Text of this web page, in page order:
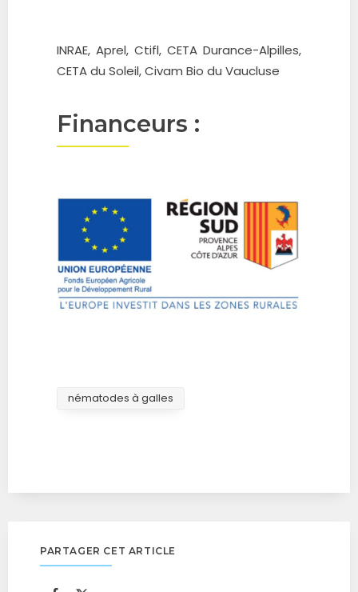
INRAE, Aprel, Ctifl, CETA Durance-Alpilles,
CETA du Soleil, Civam Bio du Vaucluse
Financeurs :
nématodes à galles
PARTAGER CET ARTICLE